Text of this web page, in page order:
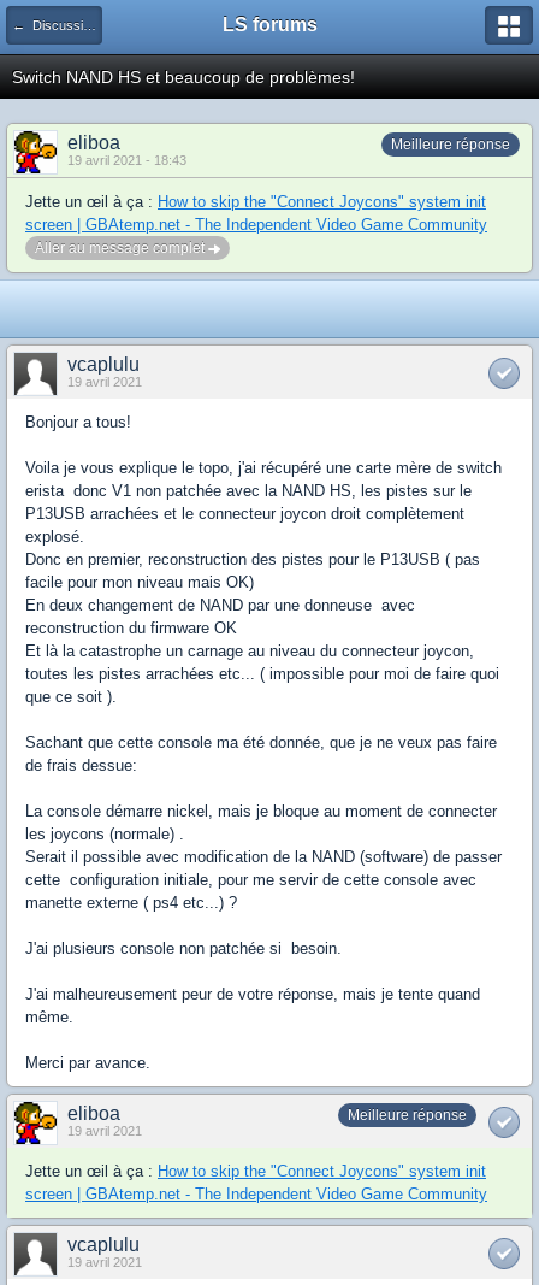
← Discussions générales (jeux, hardware...) LS forums
Switch NAND HS et beaucoup de problèmes!
Meilleure réponse
eliboa
19 avril 2021 - 18:43
Jette un œil à ça : How to skip the "Connect Joycons" system init
screen | GBAtemp.net - The Independent Video Game Community
Aller au message complet
vcaplulu
19 avril 2021
Bonjour a tous!
Voila je vous explique le topo, j'ai récupéré une carte mère de switch
erista donc V1 non patchée avec la NAND HS, les pistes sur le
P13USB arrachées et le connecteur joycon droit complètement
explosé.
Donc en premier, reconstruction des pistes pour le P13USB ( pas
facile pour mon niveau mais OK)
En deux changement de NAND par une donneuse avec
reconstruction du firmware OK
Et là la catastrophe un carnage au niveau du connecteur joycon,
toutes les pistes arrachées etc... ( impossible pour moi de faire quoi
que ce soit ).
Sachant que cette console ma été donnée, que je ne veux pas faire
de frais dessue:
La console démarre nickel, mais je bloque au moment de connecter
les joycons (normale) .
Serait il possible avec modification de la NAND (software) de passer
cette configuration initiale, pour me servir de cette console avec
manette externe ( ps4 etc...) ?
J'ai plusieurs console non patchée si besoin.
J'ai malheureusement peur de votre réponse, mais je tente quand
même.
Merci par avance.
Meilleure réponse
eliboa
19 avril 2021
Jette un œil à ça : How to skip the "Connect Joycons" system init
screen | GBAtemp.net - The Independent Video Game Community
vcaplulu
19 avril 2021